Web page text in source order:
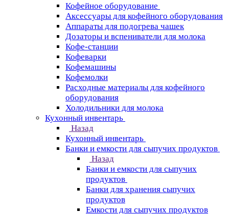
Кофейное оборудование
Аксессуары для кофейного оборудования
Аппараты для подогрева чашек
Дозаторы и вспениватели для молока
Кофе-станции
Кофеварки
Кофемашины
Кофемолки
Расходные материалы для кофейного
оборудования
Холодильники для молока
Кухонный инвентарь
Назад
Кухонный инвентарь
Банки и емкости для сыпучих продуктов
Назад
Банки и емкости для сыпучих
продуктов
Банки для хранения сыпучих
продуктов
Емкости для сыпучих продуктов